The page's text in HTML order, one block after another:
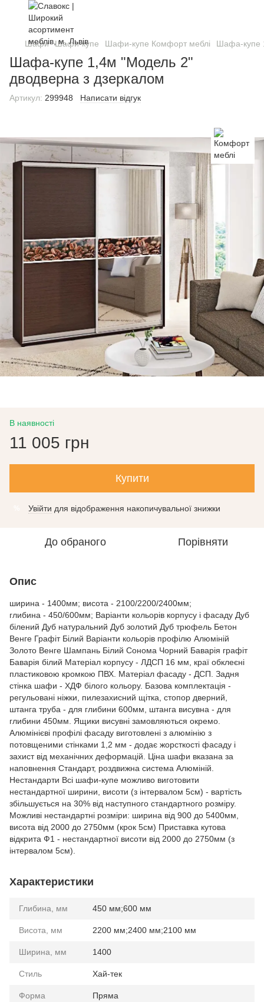
Шафи Шафи-купе Шафи-купе Комфорт меблі Шафа-купе
Шафа-купе 1,4м "Модель 2"
дводверна з дзеркалом
Артикул: 299948 Написати відгук
В наявності
11 005 грн
Купити
Увійти для відображення накопичувальної знижки
До обраного Порівняти
Опис
ширина - 1400мм; висота - 2100/2200/2400мм;
глибина - 450/600мм; Варіанти кольорів корпусу і фасаду Дуб
білений Дуб натуральний Дуб золотий Дуб трюфель Бетон
Венге Графіт Білий Варіанти кольорів профілю Алюміній
Золото Венге Шампань Білий Сонома Чорний Баварія графіт
Баварія білий Матеріал корпусу - ЛДСП 16 мм, краї обклеєні
пластиковою кромкою ПВХ. Матеріал фасаду - ДСП. Задня
стінка шафи - ХДФ білого кольору. Базова комплектація -
регульовані ніжки, пилезахисний щітка, стопор дверний,
штанга труба - для глибини 600мм, штанга висувна - для
глибини 450мм. Ящики висувні замовляються окремо.
Алюмінієві профілі фасаду виготовлені з алюмінію з
потовщеними стінками 1,2 мм - додає жорсткості фасаду і
захист від механічних деформацій. Ціна шафи вказана за
наповнення Стандарт, роздвижна система Алюміній.
Нестандарти Всі шафи-купе можливо виготовити
нестандартної ширини, висоти (з інтервалом 5см) - вартість
збільшується на 30% від наступного стандартного розміру.
Можливі нестандартні розміри: ширина від 900 до 5400мм,
висота від 2000 до 2750мм (крок 5см) Приставка кутова
відкрита Ф1 - нестандартної висоти від 2000 до 2750мм (з
інтервалом 5см).
Характеристики
Глибина, мм 450 мм;600 мм
Висота, мм 2200 мм;2400 мм;2100 мм
Ширина, мм 1400
Стиль Хай-тек
Форма Пряма